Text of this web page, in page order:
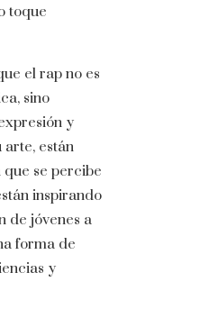
toque
el rap no es
sino
y
arte, están
se percibe
inspirando
de jóvenes a
forma de
y